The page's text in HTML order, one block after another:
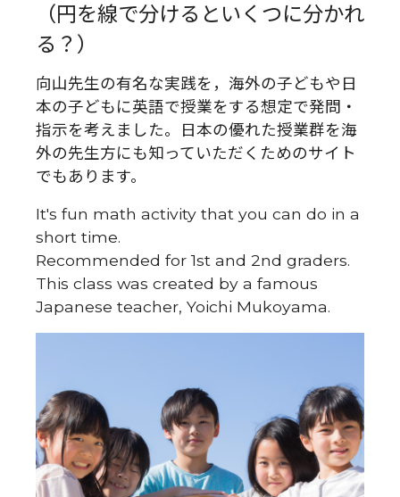
（円を線で分けるといくつに分かれ
る？）
向山先生の有名な実践を，海外の子どもや日
本の子どもに英語で授業をする想定で発問・
指示を考えました。日本の優れた授業群を海
外の先生方にも知っていただくためのサイト
でもあります。
It's fun math activity that you can do in a
short time.
Recommended for 1st and 2nd graders.
This class was created by a famous
Japanese teacher, Yoichi Mukoyama.